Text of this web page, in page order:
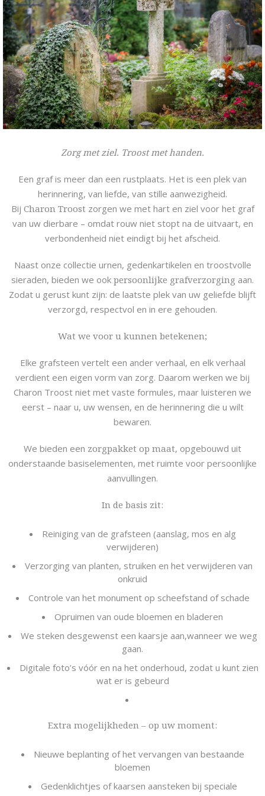
Zorg met ziel. Troost met handen.
Een graf is meer dan een rustplaats. Het is een plek van
herinnering, van liefde, van stille aanwezigheid.
Bij Charon Troost zorgen we met hart en ziel voor het graf
van uw dierbare – omdat rouw niet stopt na de uitvaart, en
verbondenheid niet eindigt bij het afscheid.
Naast onze collectie urnen, gedenkartikelen en troostvolle
sieraden, bieden we ook persoonlijke grafverzorging aan.
Zodat u gerust kunt zijn: de laatste plek van uw geliefde blijft
verzorgd, respectvol en in ere gehouden.
Wat we voor u kunnen betekenen;
Elke grafsteen vertelt een ander verhaal, en elk verhaal
verdient een eigen vorm van zorg. Daarom werken we bij
Charon Troost niet met vaste formules, maar luisteren we
eerst – naar u, uw wensen, en de herinnering die u wilt
bewaren.
We bieden een zorgpakket op maat, opgebouwd uit
onderstaande basiselementen, met ruimte voor persoonlijke
aanvullingen.
In de basis zit:
Reiniging van de grafsteen (aanslag, mos en alg
verwijderen)
Verzorging van planten, struiken en het verwijderen van
onkruid
Controle van het monument op scheefstand of schade
Opruimen van oude bloemen en bladeren
We steken desgewenst een kaarsje aan,wanneer we weg
gaan.
Digitale foto’s vóór en na het onderhoud, zodat u kunt zien
wat er is gebeurd
Extra mogelijkheden – op uw moment:
Nieuwe beplanting of het vervangen van bestaande
bloemen
Gedenklichtjes of kaarsen aansteken bij speciale